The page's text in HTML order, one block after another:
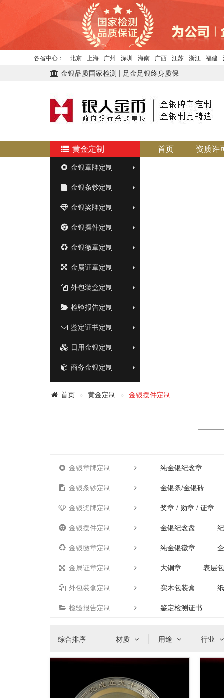
各省中心： 北京 上海 广州 深圳 海南 广西 江苏 浙江 福建
金银品质国家检测 | 足金足银终身质保
黄金定制
金银章牌定制
金银条钞定制
金银奖牌定制
金银摆件定制
金银徽章定制
金属证章定制
外包装盒定制
检验报告定制
鉴定证书定制
日用金银定制
商务金银定制
首页 资质许
首页 黄金定制 金银摆件定制
金银章牌定制
纯金银纪念章
金银条钞定制
金银条/金银砖
金银奖牌定制
奖章 / 勋章 / 证章
金银摆件定制
金银纪念盘
金银徽章定制
纯金银徽章
金属证章定制
大铜章
表层
外包装盒定制
实木包装盒
检验报告定制
鉴定检测证书
综合排序 材质 用途 行业